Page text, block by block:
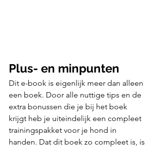
Plus- en minpunten
Dit e-book is eigenlijk meer dan alleen
een boek. Door alle nuttige tips en de
extra bonussen die je bij het boek
krijgt heb je uiteindelijk een compleet
trainingspakket voor je hond in
handen. Dat dit boek zo compleet is, is